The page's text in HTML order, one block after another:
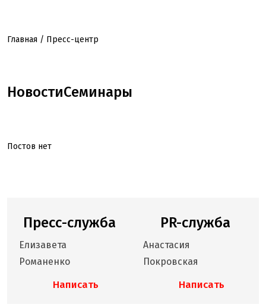
Главная / Пресс-центр
НовостиСеминары
Постов нет
Пресс-служба
Елизавета
Романенко
Написать
PR-служба
Анастасия
Покровская
Написать